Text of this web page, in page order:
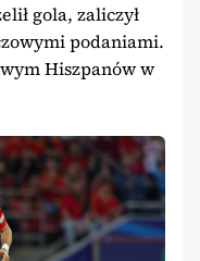
gola, zaliczył
podaniami.
Hiszpanów w